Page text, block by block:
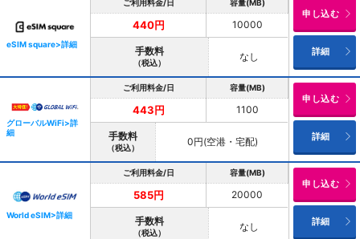
eSIM square>詳細
ご利用料金/日 容量(MB)
440円 10000
手数料
（税込） なし
申し込む
詳細
グローバルWiFi>詳
細
ご利用料金/日 容量(MB)
443円 1100
手数料
（税込） 0円(空港・宅配)
申し込む
詳細
World eSIM>詳細
ご利用料金/日 容量(MB)
585円 20000
手数料
（税込） なし
申し込む
詳細